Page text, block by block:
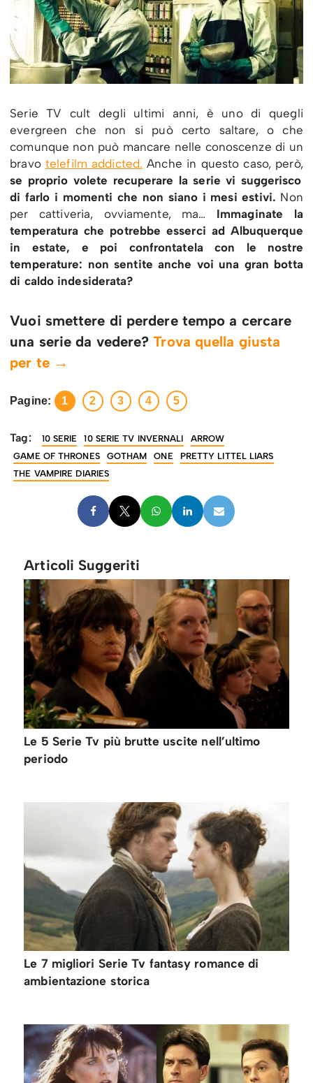
Serie TV cult degli ultimi anni, è uno di quegli
evergreen che non si può certo saltare, o che
comunque non può mancare nelle conoscenze di un
bravotelefilm addicted. Anche in questo caso, però,
se proprio volete recuperare la serie vi suggerisco
di farlo i momenti che non siano i mesi estivi. Non
per cattiveria, ovviamente, ma… Immaginate la
temperatura che potrebbe esserci ad Albuquerque
in estate, e poi confrontatela con le nostre
temperature: non sentite anche voi una gran botta
di caldo indesiderata?
Vuoi smettere di perdere tempo a cercare
una serie da vedere?Trova quella giusta
per te →
Pagine: 1 2 3 4 5
Tag: 10 SERIE 10 SERIE TV INVERNALI
ARROW
GAME OF THRONES
GOTHAM ONE
PRETTY LITTEL LIARS
THE VAMPIRE DIARIES
Articoli Suggeriti
Le 5 Serie Tv più brutte uscite nell’ultimo
periodo
Le 7 migliori Serie Tv fantasy romance di
ambientazione storica